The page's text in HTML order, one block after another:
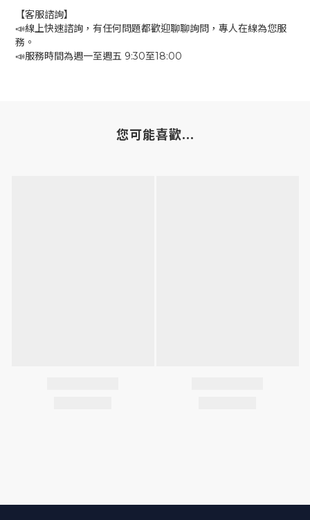
【客服諮詢】
📣線上快速諮詢，有任何問題都歡迎聊聊詢問，專人在線為您服
務。
📣服務時間為週一至週五 9:30至18:00
您可能喜歡...